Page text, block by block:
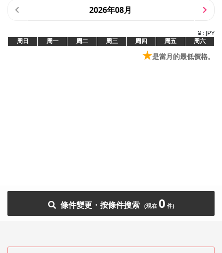
2026年08月
¥ : JPY
周日 周一 周二 周三 周四 周五 周六
★是當月的最低價格。
條件變更・按條件搜索 0